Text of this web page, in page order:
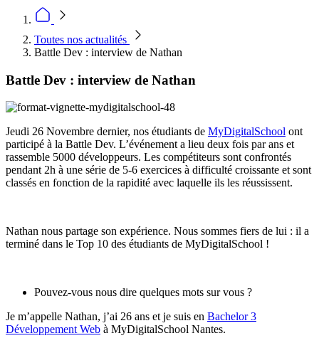
Toutes nos actualités
Battle Dev : interview de Nathan
Battle Dev : interview de Nathan
Jeudi 26 Novembre dernier, nos étudiants de MyDigitalSchool ont
participé à la Battle Dev. L’événement a lieu deux fois par ans et
rassemble 5000 développeurs. Les compétiteurs sont confrontés
pendant 2h à une série de 5-6 exercices à difficulté croissante et sont
classés en fonction de la rapidité avec laquelle ils les réussissent.
Nathan nous partage son expérience. Nous sommes fiers de lui : il a
terminé dans le Top 10 des étudiants de MyDigitalSchool !
Pouvez-vous nous dire quelques mots sur vous ?
Je m’appelle Nathan, j’ai 26 ans et je suis en Bachelor 3
Développement Web à MyDigitalSchool Nantes.